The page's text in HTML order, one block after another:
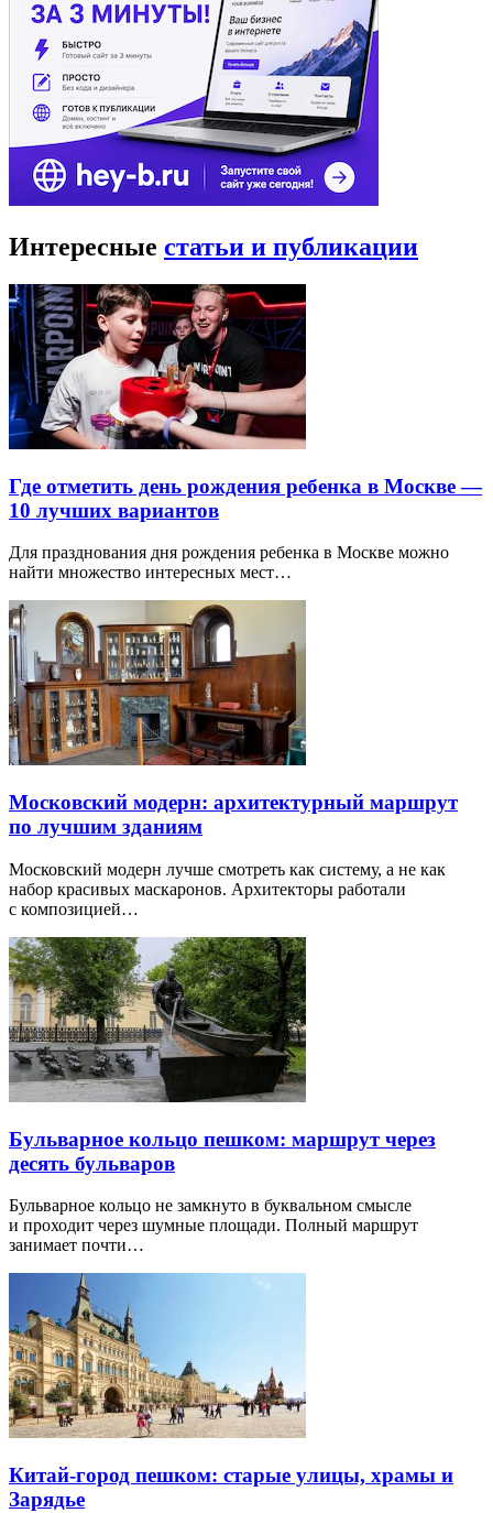
Интересные статьи и публикации
Где отметить день рождения ребенка в Москве —
10 лучших вариантов
Для празднования дня рождения ребенка в Москве можно
найти множество интересных мест…
Московский модерн: архитектурный маршрут
по лучшим зданиям
Московский модерн лучше смотреть как систему, а не как
набор красивых маскаронов. Архитекторы работали
с композицией…
Бульварное кольцо пешком: маршрут через
десять бульваров
Бульварное кольцо не замкнуто в буквальном смысле
и проходит через шумные площади. Полный маршрут
занимает почти…
Китай-город пешком: старые улицы, храмы и
Зарядье